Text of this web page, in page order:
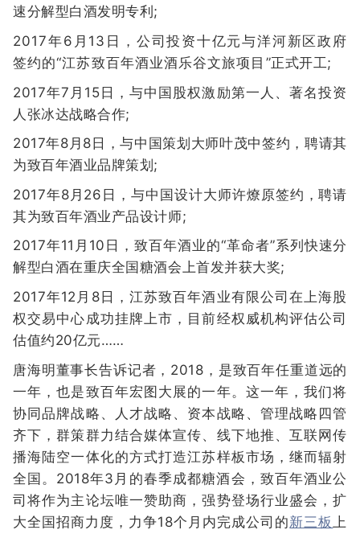
速分解型白酒发明专利;
2017年6月13日，公司投资十亿元与洋河新区政府
签约的“江苏致百年酒业酒乐谷文旅项目”正式开工;
2017年7月15日，与中国股权激励第一人、著名投资
人张冰达战略合作;
2017年8月8日，与中国策划大师叶茂中签约，聘请其
为致百年酒业品牌策划;
2017年8月26日，与中国设计大师许燎原签约，聘请
其为致百年酒业产品设计师;
2017年11月10日，致百年酒业的“革命者”系列快速分
解型白酒在重庆全国糖酒会上首发并获大奖;
2017年12月8日，江苏致百年酒业有限公司在上海股
权交易中心成功挂牌上市，目前经权威机构评估公司
估值约20亿元……
唐海明董事长告诉记者，2018，是致百年任重道远的
一年，也是致百年宏图大展的一年。这一年，我们将
协同品牌战略、人才战略、资本战略、管理战略四管
齐下，群策群力结合媒体宣传、线下地推、互联网传
播海陆空一体化的方式打造江苏样板市场，继而辐射
全国。2018年3月的春季成都糖酒会，致百年酒业公
司将作为主论坛唯一赞助商，强势登场行业盛会，扩
大全国招商力度，力争18个月内完成公司的新三板 上